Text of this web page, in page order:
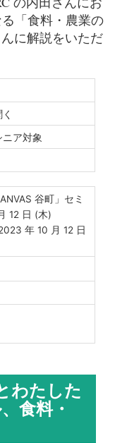
「食料・農業の
に解説をいただ
く
ア対象
谷町」セミ
12 日 (木)
年 10 月 12 日
わたした
食料・